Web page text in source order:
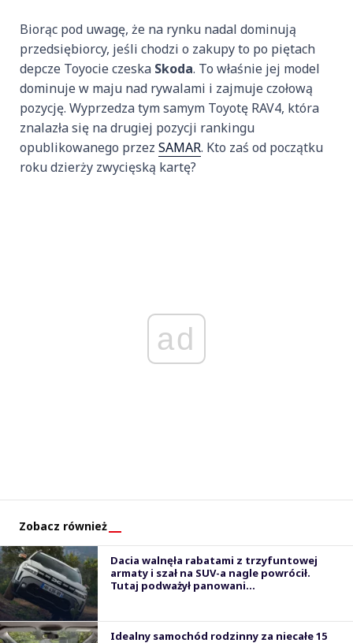
Biorąc pod uwagę, że na rynku nadal dominują
przedsiębiorcy, jeśli chodzi o zakupy to po piętach
depcze Toyocie czeska Skoda. To właśnie jej model
dominuje w maju nad rywalami i zajmuje czołową
pozycję. Wyprzedza tym samym Toyotę RAV4, która
znalazła się na drugiej pozycji rankingu
opublikowanego przez SAMAR. Kto zaś od początku
roku dzierży zwycięską kartę?
ad
Zobacz również
Dacia walnęła rabatami z trzyfuntowej
armaty i szał na SUV-a nagle powrócił.
Tutaj podważył panowani...
Idealny samochód rodzinny za niecałe 15